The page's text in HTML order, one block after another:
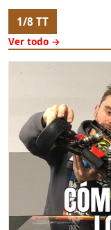
1/8 TT
Ver todo →